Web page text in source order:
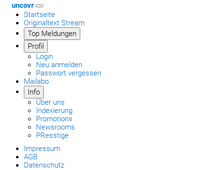
uncovr
Startseite
Originaltext Stream
Top Meldungen
Profil
Login
Neu anmelden
Passwort vergessen
Mailabo
Info
Über uns
Indexierung
Promotions
Newsrooms
PResstige
Impressum
AGB
Datenschutz